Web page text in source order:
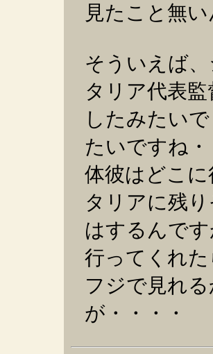
見たこと無
そういえば
タリア代表
したみたい
たいですね
体彼はどこ
タリアに残
はするんで
行ってくれ
フジで見れ
が・・・・